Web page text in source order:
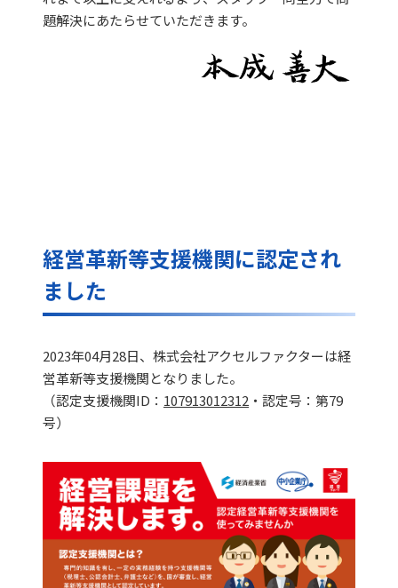
題解決にあたらせていただきます。
経営革新等支援機関に認定され
ました
2023年04月28日、株式会社アクセルファクターは経
営革新等支援機関となりました。
（認定支援機関ID： 107913012312 ・認定号：第79
号）